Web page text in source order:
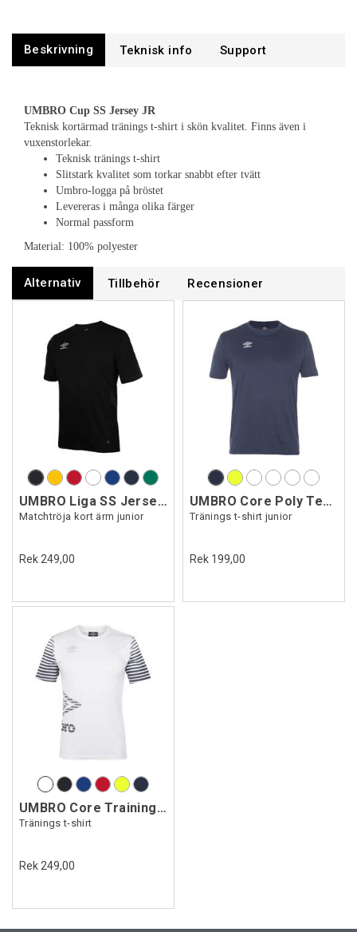
Beskrivning Support
UMBRO Cup SS Jersey JR
Teknisk kortärmad tränings t-shirt i skön kvalitet. Finns även i
vuxenstorlekar.
Teknisk tränings t-shirt
Slitstark kvalitet som torkar snabbt efter tvätt
Umbro-logga på bröstet
Levereras i många olika färger
Normal passform
Material: 100% polyester
Alternativ Tillbehör Recensioner
UMBRO Liga SS Jersey Jr
Matchtröja kort ärm junior
Rek 249,00
UMBRO Core Poly Tee Jr
Tränings t-shirt junior
Rek 199,00
UMBRO Core Training Tee Jr
Tränings t-shirt
Rek 249,00